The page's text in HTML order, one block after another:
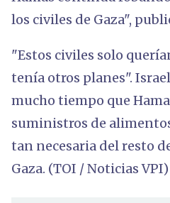
los civiles de Gaza",
"Estos civiles solo
tenía otros planes".
mucho tiempo que
suministros de
tan necesaria del resto
Gaza. (TOI / Noticias VPI)